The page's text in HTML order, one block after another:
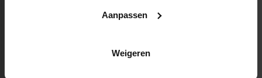
Aanpassen
Weigeren